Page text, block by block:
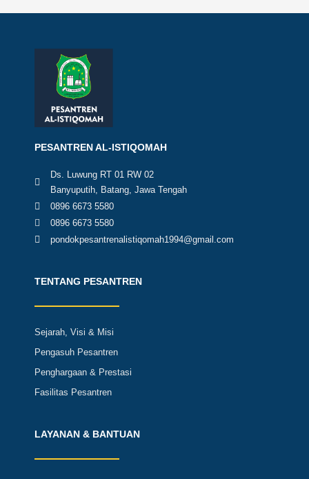
PESANTREN AL-ISTIQOMAH
Ds. Luwung RT 01 RW 02
Banyuputih, Batang, Jawa Tengah
0896 6673 5580
0896 6673 5580
pondokpesantrenalistiqomah1994@gmail.com
TENTANG PESANTREN
Sejarah, Visi & Misi
Pengasuh Pesantren
Penghargaan & Prestasi
Fasilitas Pesantren
LAYANAN & BANTUAN